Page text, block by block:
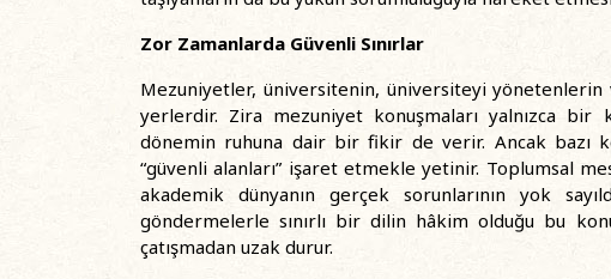
Zor Zamanlarda Güvenli Sınırlar
Mezuniyetler, üniversitenin, üniversiteyi
yerlerdir. Zira mezuniyet konuşmaları yalnızca bir
dönemin ruhuna dair bir fikir de verir. Ancak bazı
“güvenli alanları” işaret etmekle yetinir. Toplumsal
akademik dünyanın gerçek sorunlarının yok
göndermelerle sınırlı bir dilin hâkim olduğu bu
çatışmadan uzak durur.